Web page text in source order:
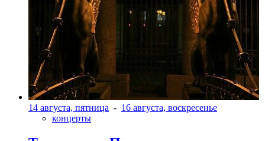
14 августа, пятница - 16 августа, воскресенье
концерты